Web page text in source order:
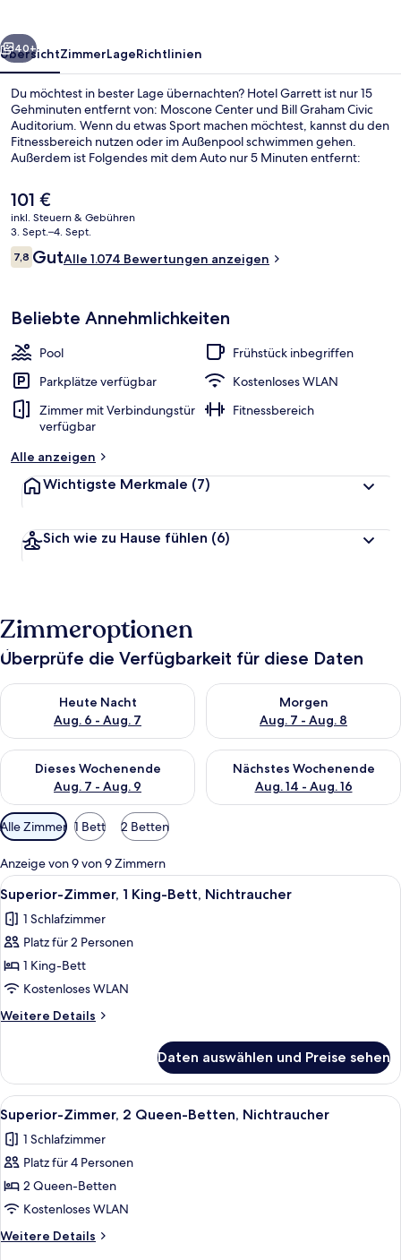
Weiter
40+
ÜbersichtZimmerLageRichtlinien
Du möchtest in bester Lage übernachten? Hotel Garrett ist nur 15
Gehminuten entfernt von: Moscone Center und Bill Graham Civic
Auditorium. Wenn du etwas Sport machen möchtest, kannst du den
Fitnessbereich nutzen oder im Außenpool schwimmen gehen.
Außerdem ist Folgendes mit dem Auto nur 5 Minuten entfernt:
hilfsbereite Personal. Die Unterkunft ist nur einen kurzen Fußmarsch
von den öffentlichen Verkehrsmitteln entfernt: Zur U-Bahn läuft
man 3 Minuten (Station Market St & 7th St) bzw. 5 Minuten (S-Bahn-
Station Civic Center/UN Plaza).
Der
aktuelle
Preis
beträgt
101 €.
101 €
inkl. Steuern & Gebühren
3. Sept.–4. Sept.
Bewertungen
7,87,8 von 10.
GutAlle 1.074 Bewertungen anzeigen
Beliebte Annehmlichkeiten
Pool
Frühstück inbegriffen
Parkplätze verfügbar
Kostenloses WLAN
Zimmer mit Verbindungstür
verfügbar
Fitnessbereich
Alle anzeigen
Wichtigste Merkmale (7)
Sich wie zu Hause fühlen (6)
Zimmeroptionen
Überprüfe die Verfügbarkeit für diese Daten
Heute Nacht
Aug. 6 - Aug. 7
Überprüfe die Verfügbarkeit für heute Nacht, Aug. 6 - Aug. 7.
Morgen
Aug. 7 - Aug. 8
Überprüfe die Verfügbarkeit
Dieses Wochenende
Aug. 7 - Aug. 9
Überprüfe die Verfügbarkeit für dieses Wochenende, Aug. 7
Nächstes Wochenende
Aug. 14 - Aug. 16
Überprüfe die Verfügbarkeit
Verfügbare
Filter
für
Zimmer
Alle Zimmer 1 Bett 2 Betten
Anzeige von 9 von 9 Zimmern
Alle
Fotos
für
Superior-
Zimmer,
1 King-
Bett,
Nichtraucher
Ein Hotelzimmer mit einem Bett,
7
Superior-Zimmer, 1 King-Bett, Nichtraucher
1 Schlafzimmer
Platz für 2 Personen
1 King-Bett
Kostenloses WLAN
Weitere Details
Weitere
Zimmer,
1 King-
Bett,
Nichtraucher
Daten auswählen und Preise sehen
Alle
Fotos
für
Superior-
Zimmer,
2 Queen-
Betten,
Nichtraucher
Ein Hotelzimmer mit zwei Betten,
6
Superior-Zimmer, 2 Queen-Betten, Nichtraucher
1 Schlafzimmer
Platz für 4 Personen
2 Queen-Betten
Kostenloses WLAN
Weitere Details
Weitere